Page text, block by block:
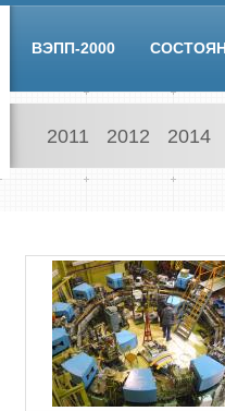
ВЭПП-2000
2011 2012 2014